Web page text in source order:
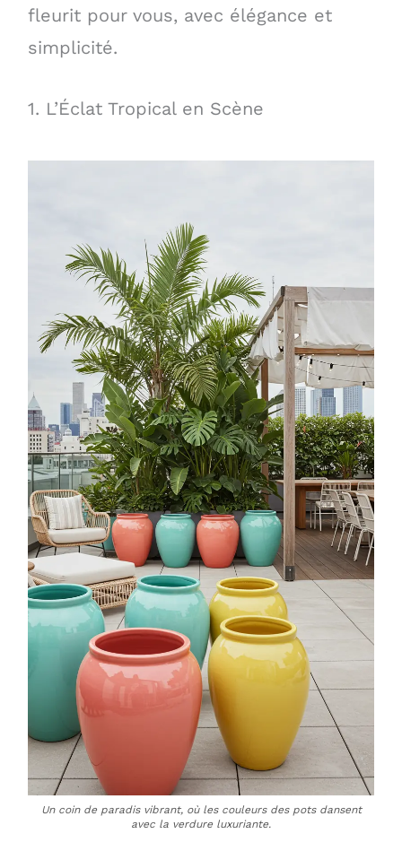
fleurit pour vous, avec élégance et
simplicité.
1. L’Éclat Tropical en Scène
Un coin de paradis vibrant, où les couleurs des pots dansent
avec la verdure luxuriante.